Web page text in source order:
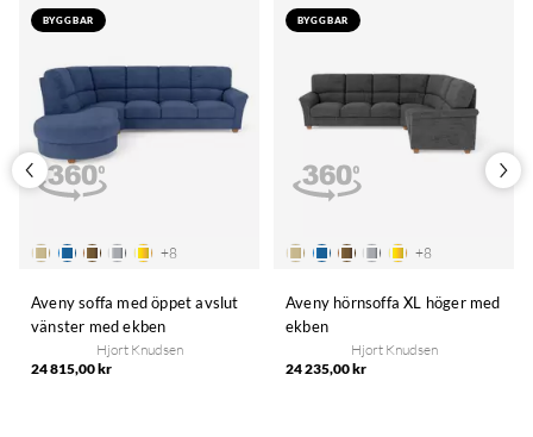
BYGGBAR
+8
Aveny soffa med öppet avslut
vänster med ekben
Hjort Knudsen
24 815,00 kr
BYGGBAR
+8
Aveny hörnsoffa XL höger med
ekben
Hjort Knudsen
24 235,00 kr